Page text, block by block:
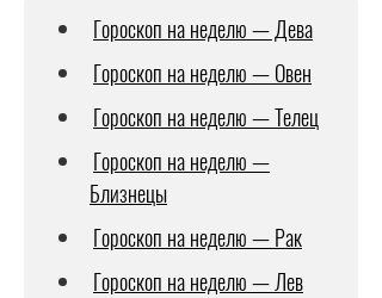
Гороскоп на неделю — Дева
Гороскоп на неделю — Овен
Гороскоп на неделю — Телец
Гороскоп на неделю —
Близнецы
Гороскоп на неделю — Рак
Гороскоп на неделю — Лев